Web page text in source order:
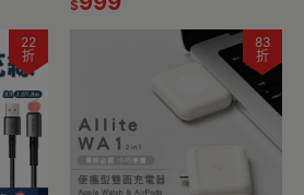
$
22
折
83
折